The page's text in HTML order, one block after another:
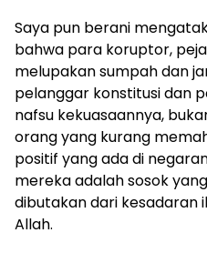
Saya pun berani
bahwa para koruptor,
melupakan sumpah dan
pelanggar konstitusi dan
nafsu kekuasaannya,
orang yang kurang
positif yang ada di
mereka adalah sosok
dibutakan dari kesadaran
Allah.